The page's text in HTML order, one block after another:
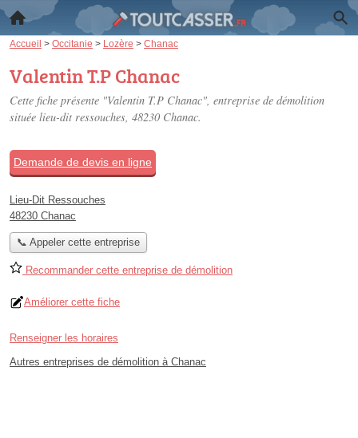
Accueil > Occitanie > Lozère > Chanac
Valentin T.P Chanac
Cette fiche présente "Valentin T.P Chanac", entreprise de démolition
située lieu-dit ressouches, 48230 Chanac.
Demande de devis en ligne
Lieu-Dit Ressouches
48230 Chanac
📞 Appeler cette entreprise
Recommander cette entreprise de démolition
Améliorer cette fiche
Renseigner les horaires
Autres entreprises de démolition à Chanac